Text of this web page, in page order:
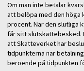
Om man inte betalar
att belöpa med den höga
procent. När den slutliga
får sitt slutskattebesked.
att Skatteverket har
tidpunkterna när
beroende på tidpunkten